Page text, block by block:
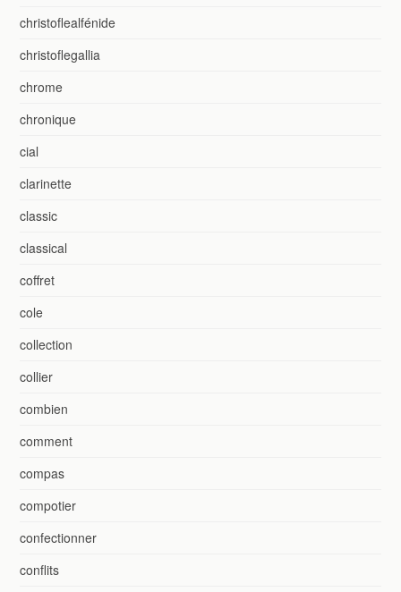
christoflealfénide
christoflegallia
chrome
chronique
cial
clarinette
classic
classical
coffret
cole
collection
collier
combien
comment
compas
compotier
confectionner
conflits